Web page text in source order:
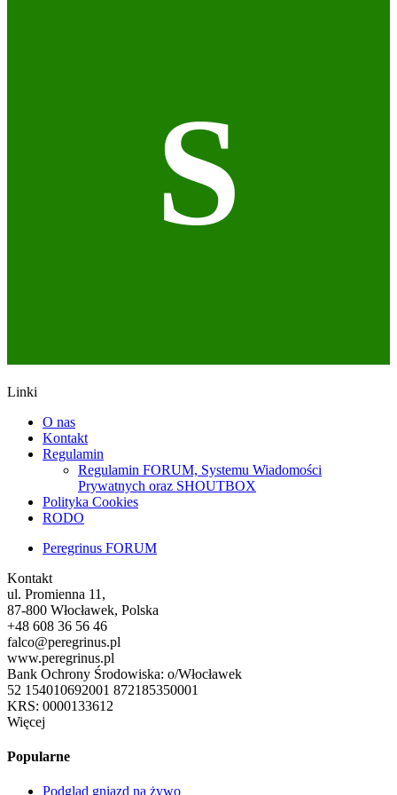
S
Linki
O nas
Kontakt
Regulamin
Regulamin FORUM, Systemu Wiadomości
Prywatnych oraz SHOUTBOX
Polityka Cookies
RODO
Peregrinus FORUM
Kontakt
ul. Promienna 11,
87-800 Włocławek, Polska
+48 608 36 56 46
falco@peregrinus.pl
www.peregrinus.pl
Bank Ochrony Środowiska: o/Włocławek
52 154010692001 872185350001
KRS: 0000133612
Więcej
Popularne
Podgląd gniazd na żywo